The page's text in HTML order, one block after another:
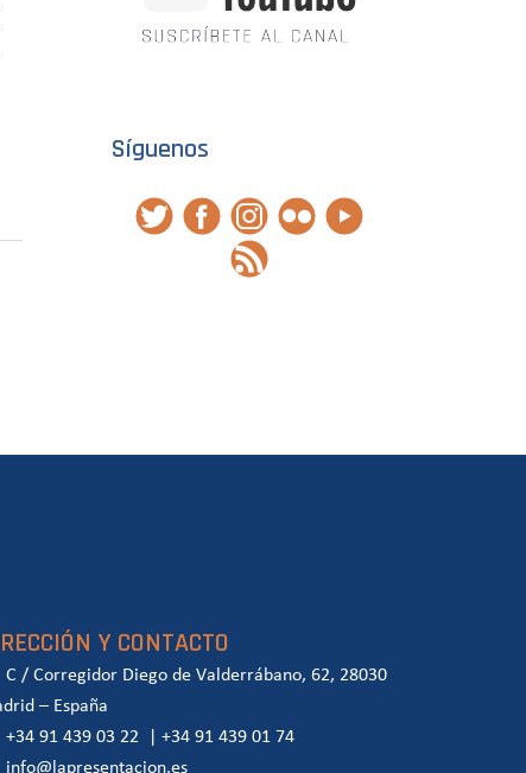
Síguenos
Y CONTACTO
C / Corregidor Diego de Valderrábano, 62, 28030
– España
+34 91 439 03 22
+34 91 439 01 74
info@lapresentacion.es